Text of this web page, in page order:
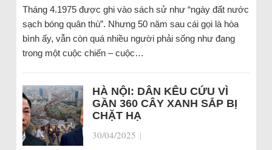
Tháng 4.1975 được ghi vào sách sử như “ngày đất nước
sạch bóng quân thù”. Nhưng 50 năm sau cái gọi là hòa
bình ấy, vẫn còn quá nhiều người phải sống như đang
trong một cuộc chiến – cuộc…
HÀ NỘI: DÂN KÊU CỨU VÌ
GẦN 360 CÂY XANH SẮP BỊ
CHẶT HẠ
30/04/2025 |